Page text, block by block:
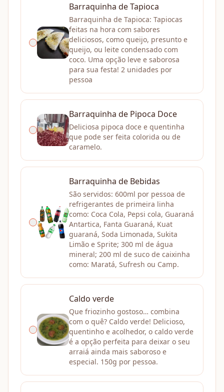
Barraquinha de Tapioca
Barraquinha de Tapioca: Tapiocas
feitas na hora com sabores
deliciosos, como queijo, presunto e
queijo, ou leite condensado com
coco. Uma opção leve e saborosa
para sua festa! 2 unidades por
pessoa
Barraquinha de Pipoca Doce
Deliciosa pipoca doce e quentinha
que pode ser feita colorida ou de
caramelo.
Barraquinha de Bebidas
São servidos: 600ml por pessoa de
refrigerantes de primeira linha
como: Coca Cola, Pepsi cola, Guaraná
Antartica, Fanta Guaraná, Kuat
guaraná, Soda Limonada, Sukita
Limão e Sprite; 300 ml de água
mineral; 200 ml de suco de caixinha
como: Maratá, Sufresh ou Camp.
Caldo verde
Que friozinho gostoso… combina
com o quê? Caldo verde! Delicioso,
quentinho e acolhedor, o caldo verde
é a opção perfeita para deixar o seu
arraiá ainda mais saboroso e
especial. 150g por pessoa.